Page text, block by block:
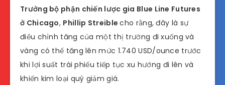
Trưởng bộ phận chiến lược gia Blue Line Futures
ở Chicago, Phillip Streiblecho rằng, đây là sự
điều chỉnh tăng của một thị trường đi xuống và
vàng có thể tăng lên mức 1.740 USD/ounce trước
khi lợi suất trái phiếu tiếp tục xu hướng đi lên và
khiến kim loại quý giảm giá.